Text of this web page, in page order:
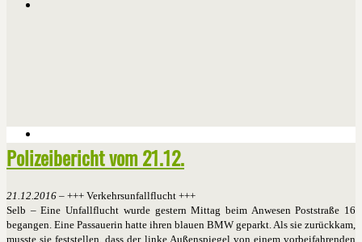
Polizeibericht vom 21.12.
21.12.2016 – +++ Verkehrsunfallflucht +++
Selb – Eine Unfallflucht wurde gestern Mittag beim Anwesen Poststraße 16
begangen. Eine Passauerin hatte ihren blauen BMW geparkt. Als sie zurückkam,
musste sie feststellen, dass der linke Außenspiegel von einem vorbeifahrenden